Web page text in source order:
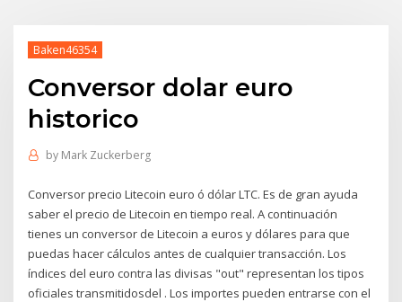
Baken46354
Conversor dolar euro
historico
by Mark Zuckerberg
Conversor precio Litecoin euro ó dólar LTC. Es de gran ayuda
saber el precio de Litecoin en tiempo real. A continuación
tienes un conversor de Litecoin a euros y dólares para que
puedas hacer cálculos antes de cualquier transacción. Los
índices del euro contra las divisas "out" representan los tipos
oficiales transmitidosdel . Los importes pueden entrarse con el